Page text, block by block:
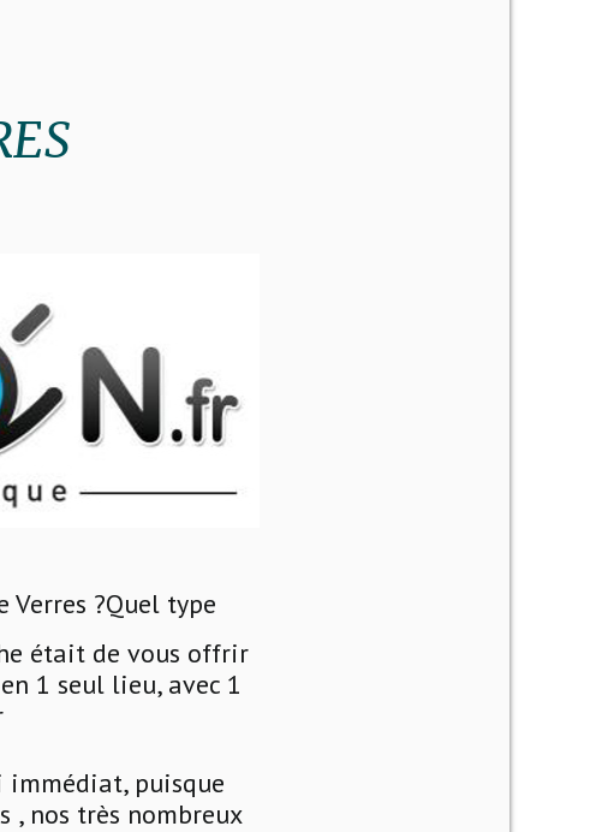
était de vous offrir
1 seul lieu, avec 1
immédiat, puisque
, nos très nombreux
Verres ?Quel type